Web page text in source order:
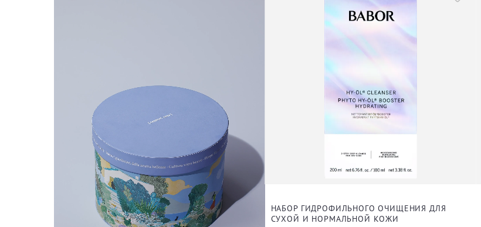
НАБОР ГИДРОФИЛЬНОГО ОЧИЩЕНИЯ ДЛЯ
СУХОЙ И НОРМАЛЬНОЙ КОЖИ